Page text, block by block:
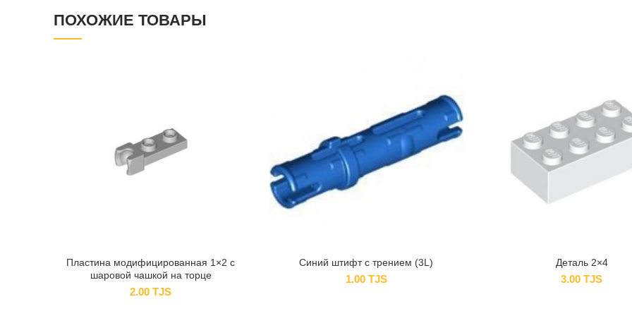
ПОХОЖИЕ ТОВАРЫ
Пластина модифицированная 1×2 с
шаровой чашкой на торце
2.00TJS
Синий штифт с трением (3L)
1.00 TJS
Деталь 2×4
3.00TJS